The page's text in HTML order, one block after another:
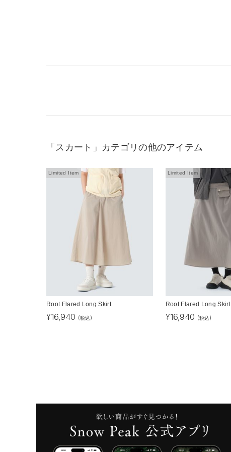
「スカート」カテゴリの他のアイテム
Limited Item
Root Flared Long Skirt
¥16,940 (税込)
Limited Item
Root Flared Long Skirt
¥16,940 (税込)